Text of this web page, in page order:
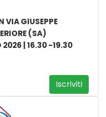
VIA GIUSEPPE
(SA)
2026 | 16.30 -19.30
Iscriviti